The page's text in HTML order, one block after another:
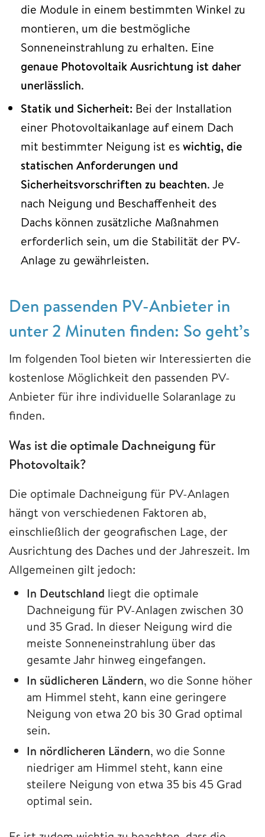
die Module in einem bestimmten Winkel zu
montieren, um die bestmögliche
Sonneneinstrahlung zu erhalten. Eine
genaue Photovoltaik Ausrichtung ist daher
unerlässlich.
Statik und Sicherheit: Bei der Installation
einer Photovoltaikanlage auf einem Dach
mit bestimmter Neigung ist eswichtig, die
statischen Anforderungen und
Sicherheitsvorschriften zu beachten. Je
nach Neigung und Beschaffenheit des
Dachs können zusätzliche Maßnahmen
erforderlich sein, um die Stabilität der PV-
Anlage zu gewährleisten.
Den passenden PV-Anbieter in
unter 2 Minuten finden: So geht’s
Im folgenden Tool bieten wir Interessierten die
kostenlose Möglichkeit den passenden PV-
Anbieter für ihre individuelle Solaranlage zu
finden.
Was ist die optimale Dachneigung für
Photovoltaik?
Die optimale Dachneigung für PV-Anlagen
hängt von verschiedenen Faktoren ab,
einschließlich der geografischen Lage, der
Ausrichtung des Daches und der Jahreszeit. Im
Allgemeinen gilt jedoch:
In Deutschland liegt die optimale
Dachneigung für PV-Anlagen zwischen 30
und 35 Grad. In dieser Neigung wird die
meiste Sonneneinstrahlung über das
gesamte Jahr hinweg eingefangen.
In südlicheren Ländern, wo die Sonne höher
am Himmel steht, kann eine geringere
Neigung von etwa 20 bis 30 Grad optimal
sein.
In nördlicheren Ländern, wo die Sonne
niedriger am Himmel steht, kann eine
steilere Neigung von etwa 35 bis 45 Grad
optimal sein.